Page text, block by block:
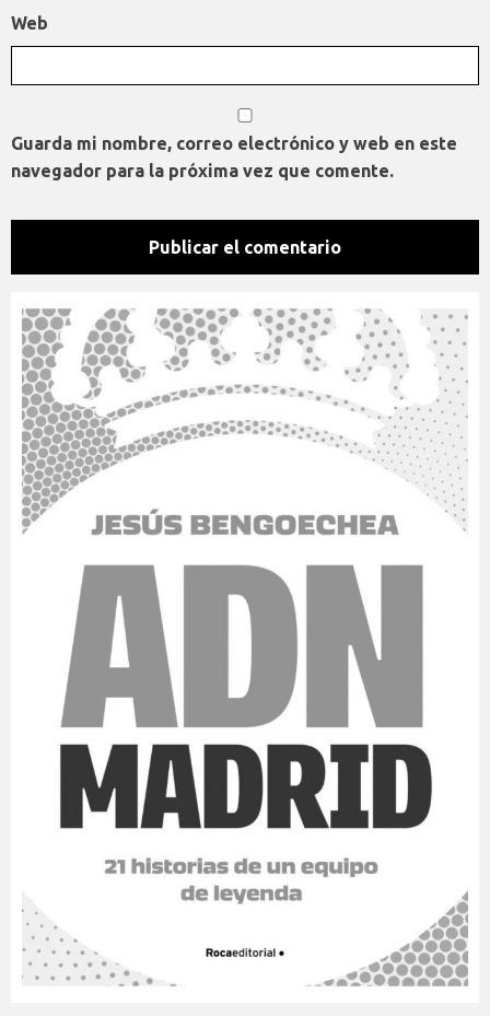
Web
Guarda mi nombre, correo electrónico y web en este
navegador para la próxima vez que comente.